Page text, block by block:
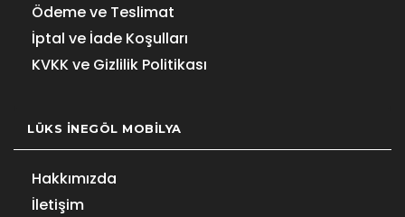
Ödeme ve Teslimat
İptal ve İade Koşulları
KVKK ve Gizlilik Politikası
LÜKS İNEGÖL MOBILYA
Hakkımızda
İletişim